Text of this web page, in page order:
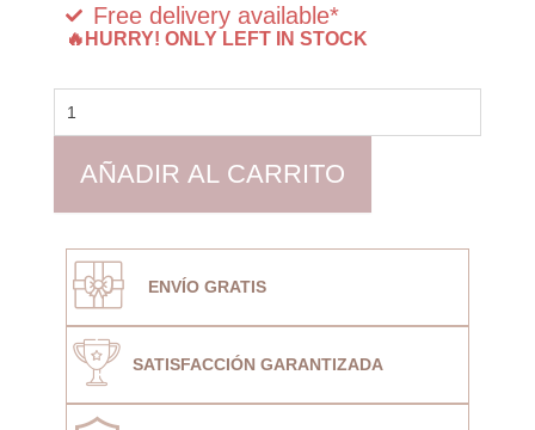
Free delivery available*
🔥HURRY! ONLY LEFT IN STOCK
Faja
Colombiana
4040
cantidad
AÑADIR AL CARRITO
ENVÍO GRATIS
SATISFACCIÓN GARANTIZADA